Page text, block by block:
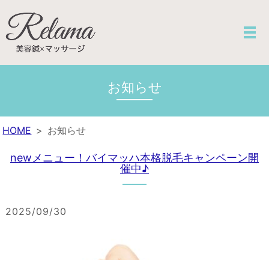
お知らせ
HOME お知らせ
newメニュー！バイマッハ本格脱毛キャンペーン開
催中♪
2025/09/30